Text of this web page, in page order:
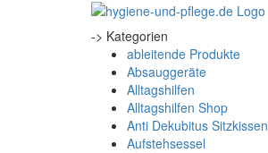
-> Kategorien
ableitende Produkte
Absauggeräte
Alltagshilfen
Alltagshilfen Shop
Anti Dekubitus Sitzkissen
Aufstehsessel